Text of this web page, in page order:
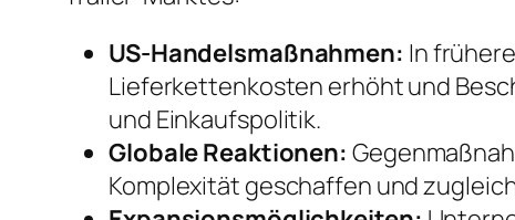
US-Handelsmaßnahmen: In
Lieferkettenkosten erhöht und
und Einkaufspolitik.
Globale Reaktionen:
Komplexität geschaffen und